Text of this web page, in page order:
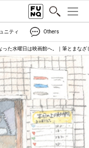
ニティ Others
た水曜日は映画館へ。｜筆とまなざ